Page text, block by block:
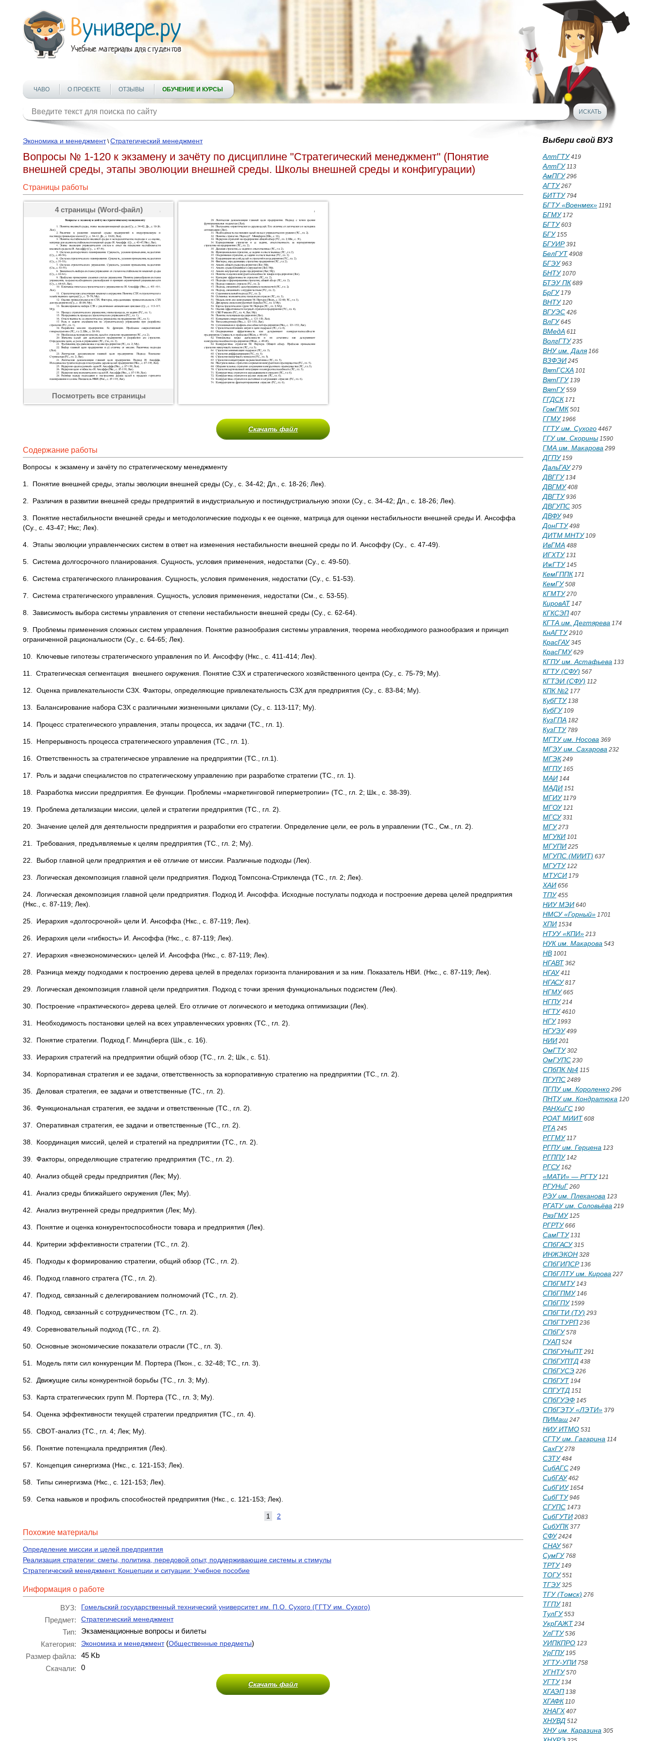
ЧАВО О ПРОЕКТЕ ОТЗЫВЫ ОБУЧЕНИЕ И КУРСЫ
Экономика и менеджмент\Стратегический менеджмент
Вопросы № 1-120 к экзамену и зачёту по дисциплине "Стратегический менеджмент" (Понятие
внешней среды, этапы эволюции внешней среды. Школы внешней среды и конфигурации)
Страницы работы
4 страницы (Word-файл)
Посмотреть все страницы
Скачать файл
Содержание работы
Вопросы к экзамену и зачёту по стратегическому менеджменту
1. Понятие внешней среды, этапы эволюции внешней среды (Су., с. 34-42; Дл., с. 18-26; Лек).
2. Различия в развитии внешней среды предприятий в индустриальную и постиндустриальную эпохи (Су., с. 34-42; Дл., с. 18-26; Лек).
3. Понятие нестабильности внешней среды и методологические подходы к ее оценке, матрица для оценки нестабильности внешней среды И. Ансоффа
(Су., с. 43-47; Нкс; Лек).
4. Этапы эволюции управленческих систем в ответ на изменения нестабильности внешней среды по И. Ансоффу (Су., с. 47-49).
5. Система долгосрочного планирования. Сущность, условия применения, недостатки (Су., с. 49-50).
6. Система стратегического планирования. Сущность, условия применения, недостатки (Су., с. 51-53).
7. Система стратегического управления. Сущность, условия применения, недостатки (См., с. 53-55).
8. Зависимость выбора системы управления от степени нестабильности внешней среды (Су., с. 62-64).
9. Проблемы применения сложных систем управления. Понятие разнообразия системы управления, теорема необходимого разнообразия и принцип
ограниченной рациональности (Су., с. 64-65; Лек).
10. Ключевые гипотезы стратегического управления по И. Ансоффу (Нкс., с. 411-414; Лек).
11. Стратегическая сегментация внешнего окружения. Понятие СЗХ и стратегического хозяйственного центра (Су., с. 75-79; Му).
12. Оценка привлекательности СЗХ. Факторы, определяющие привлекательность СЗХ для предприятия (Су., с. 83-84; Му).
13. Балансирование набора СЗХ с различными жизненными циклами (Су., с. 113-117; Му).
14. Процесс стратегического управления, этапы процесса, их задачи (ТС., гл. 1).
15. Непрерывность процесса стратегического управления (ТС., гл. 1).
16. Ответственность за стратегическое управление на предприятии (ТС., гл.1).
17. Роль и задачи специалистов по стратегическому управлению при разработке стратегии (ТС., гл. 1).
18. Разработка миссии предприятия. Ее функции. Проблемы «маркетинговой гиперметропии» (ТС., гл. 2; Шк., с. 38-39).
19. Проблема детализации миссии, целей и стратегии предприятия (ТС., гл. 2).
20. Значение целей для деятельности предприятия и разработки его стратегии. Определение цели, ее роль в управлении (ТС., См., гл. 2).
21. Требования, предъявляемые к целям предприятия (ТС., гл. 2; Му).
22. Выбор главной цели предприятия и её отличие от миссии. Различные подходы (Лек).
23. Логическая декомпозиция главной цели предприятия. Подход Томпсона-Стрикленда (ТС., гл. 2; Лек).
24. Логическая декомпозиция главной цели предприятия. Подход И. Ансоффа. Исходные постулаты подхода и построение дерева целей предприятия
(Нкс., с. 87-119; Лек).
25. Иерархия «долгосрочной» цели И. Ансоффа (Нкс., с. 87-119; Лек).
26. Иерархия цели «гибкость» И. Ансоффа (Нкс., с. 87-119; Лек).
27. Иерархия «внеэкономических» целей И. Ансоффа (Нкс., с. 87-119; Лек).
28. Разница между подходами к построению дерева целей в пределах горизонта планирования и за ним. Показатель НВИ. (Нкс., с. 87-119; Лек).
29. Логическая декомпозиция главной цели предприятия. Подход с точки зрения функциональных подсистем (Лек).
30. Построение «практического» дерева целей. Его отличие от логического и методика оптимизации (Лек).
31. Необходимость постановки целей на всех управленческих уровнях (ТС., гл. 2).
32. Понятие стратегии. Подход Г. Минцберга (Шк., с. 16).
33. Иерархия стратегий на предприятии общий обзор (ТС., гл. 2; Шк., с. 51).
34. Корпоративная стратегия и ее задачи, ответственность за корпоративную стратегию на предприятии (ТС., гл. 2).
35. Деловая стратегия, ее задачи и ответственные (ТС., гл. 2).
36. Функциональная стратегия, ее задачи и ответственные (ТС., гл. 2).
37. Оперативная стратегия, ее задачи и ответственные (ТС., гл. 2).
38. Координация миссий, целей и стратегий на предприятии (ТС., гл. 2).
39. Факторы, определяющие стратегию предприятия (ТС., гл. 2).
40. Анализ общей среды предприятия (Лек; Му).
41. Анализ среды ближайшего окружения (Лек; Му).
42. Анализ внутренней среды предприятия (Лек; Му).
43. Понятие и оценка конкурентоспособности товара и предприятия (Лек).
44. Критерии эффективности стратегии (ТС., гл. 2).
45. Подходы к формированию стратегии, общий обзор (ТС., гл. 2).
46. Подход главного стратега (ТС., гл. 2).
47. Подход, связанный с делегированием полномочий (ТС., гл. 2).
48. Подход, связанный с сотрудничеством (ТС., гл. 2).
49. Соревновательный подход (ТС., гл. 2).
50. Основные экономические показатели отрасли (ТС., гл. 3).
51. Модель пяти сил конкуренции М. Портера (Пкон., с. 32-48; ТС., гл. 3).
52. Движущие силы конкурентной борьбы (ТС., гл. 3; Му).
53. Карта стратегических групп М. Портера (ТС., гл. 3; Му).
54. Оценка эффективности текущей стратегии предприятия (ТС., гл. 4).
55. СВОТ-анализ (ТС., гл. 4; Лек; Му).
56. Понятие потенциала предприятия (Лек).
57. Концепция синергизма (Нкс., с. 121-153; Лек).
58. Типы синергизма (Нкс., с. 121-153; Лек).
59. Сетка навыков и профиль способностей предприятия (Нкс., с. 121-153; Лек).
1 2
Похожие материалы
Определение миссии и целей предприятия
Реализация стратегии: сметы, политика, передовой опыт, поддерживающие системы и стимулы
Стратегический менеджмент. Концепции и ситуации: Учебное пособие
Информация о работе
ВУЗ: Гомельский государственный технический университет им. П.О. Сухого (ГГТУ им. Сухого)
Предмет: Стратегический менеджмент
Тип:
Экзаменационные вопросы и билеты
Категория:
Экономика и менеджмент(Общественные предметы)
Размер файла:
45 Kb
Скачали:
0
Скачать файл
Выбери свой ВУЗ
АлтГТУ419
АлтГУ113
АмПГУ296
АГТУ267
БИТТУ794
БГТУ «Военмех» 1191
БГМУ172
БГТУ603
БГУ155
БГУИР391
БелГУТ 4908
БГЭУ963
БНТУ1070
БТЭУ ПК 689
БрГУ179
ВНТУ120
ВГУЭС 426
ВлГУ645
ВМедА 611
ВолгГТУ235
ВНУ им. Даля166
ВЗФЭИ 245
ВятГСХА 101
ВятГГУ139
ВятГУ559
ГГДСК 171
ГомГМК 501
ГГМУ1966
ГГТУ им. Сухого 4467
ГГУ им. Скорины 1590
ГМА им. Макарова 299
ДГПУ159
ДальГАУ279
ДВГГУ134
ДВГМУ408
ДВГТУ936
ДВГУПС 305
ДВФУ949
ДонГТУ498
ДИТМ МНТУ109
ИвГМА 488
ИГХТУ131
ИжГТУ145
КемГППК 171
КемГУ508
КГМТУ270
КировАТ 147
КГКСЭП 407
КГТА им. Дегтярева 174
КнАГТУ2910
КрасГАУ345
КрасГМУ629
КГПУ им. Астафьева 133
КГТУ (СФУ) 567
КГТЭИ (СФУ) 112
КПК №2 177
КубГТУ138
КубГУ109
КузГПА 182
КузГТУ789
МГТУ им. Носова 369
МГЭУ им. Сахарова 232
МГЭК 249
МГПУ165
МАИ 144
МАДИ 151
МГИУ1179
МГОУ121
МГСУ331
МГУ273
МГУКИ 101
МГУПИ 225
МГУПС (МИИТ) 637
МГУТУ122
МТУСИ 179
ХАИ 656
ТПУ455
НИУ МЭИ 640
НМСУ «Горный» 1701
ХПИ 1534
НТУУ «КПИ» 213
НУК им. Макарова 543
НВ 1001
НГАВТ 362
НГАУ411
НГАСУ817
НГМУ665
НГПУ214
НГТУ4610
НГУ1993
НГУЭУ499
НИИ 201
ОмГТУ302
ОмГУПС 230
СПбПК №4 115
ПГУПС 2489
ПГПУ им. Короленко 296
ПНТУ им. Кондратюка 120
РАНХиГС 190
РОАТ МИИТ 608
РТА 245
РГГМУ117
РГПУ им. Герцена 123
РГППУ142
РГСУ162
«МАТИ» — РГТУ121
РГУНиГ 260
РЭУ им. Плеханова 123
РГАТУ им. Соловьёва 219
РязГМУ125
РГРТУ666
СамГТУ131
СПбГАСУ315
ИНЖЭКОН 328
СПбГИПСР136
СПбГЛТУ им. Кирова 227
СПбГМТУ143
СПбГПМУ146
СПбГПУ1599
СПбГТИ (ТУ) 293
СПбГТУРП 236
СПбГУ578
ГУАП 524
СПбГУНиПТ 291
СПбГУПТД 438
СПбГУСЭ 226
СПбГУТ 194
СПГУТД 151
СПбГУЭФ 145
СПбГЭТУ «ЛЭТИ» 379
ПИМаш 247
НИУ ИТМО 531
СГТУ им. Гагарина 114
СахГУ278
СЗТУ484
СибАГС 249
СибГАУ462
СибГИУ1654
СибГТУ946
СГУПС 1473
СибГУТИ 2083
СибУПК 377
СФУ2424
СНАУ567
СумГУ768
ТРТУ149
ТОГУ551
ТГЭУ325
ТГУ (Томск) 276
ТГПУ181
ТулГУ553
УкрГАЖТ 234
УлГТУ536
УИПКПРО 123
УрГПУ195
УГТУ-УПИ 758
УГНТУ570
УГТУ134
ХГАЭП 138
ХГАФК 110
ХНАГХ 407
ХНУВД 512
ХНУ им. Каразина 305